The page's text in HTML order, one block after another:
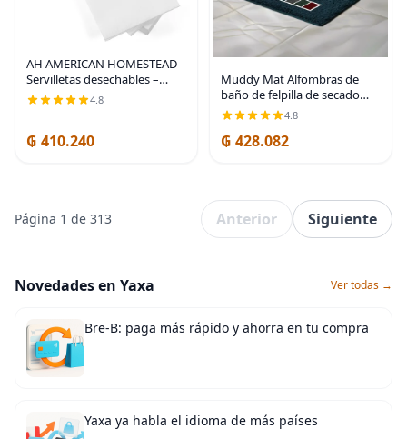
AH AMERICAN HOMESTEAD
Servilletas desechables –
Servilletas doradas con
tela para baño,
4.8
₲ 410.240
Muddy Mat Alfombras de
baño de felpilla de secado
rápido, antideslizantes,
lavables, extragruesas,
suaves y altamente
4.8
₲ 428.082
Página 1 de 313 Anterior Siguiente
Novedades en Yaxa Ver todas →
Bre-B: paga más rápido y ahorra en tu compra
Yaxa ya habla el idioma de más países